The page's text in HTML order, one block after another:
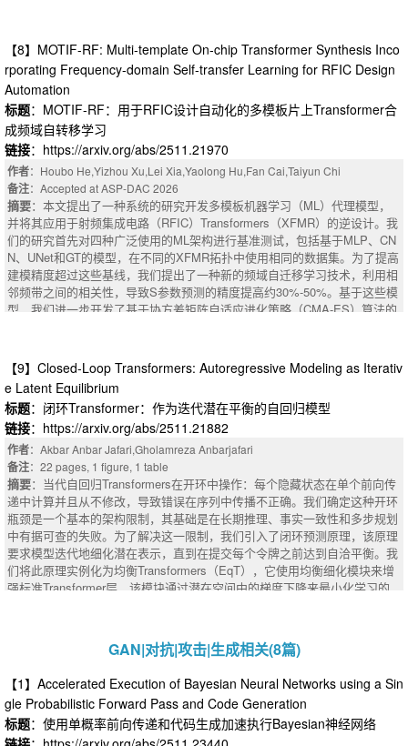
N）模态组合实现的，使用单层、3个注意力头、18/30的模型尺寸和120/30
的FFN尺寸，从而产生仅具有约30 k个参数的紧凑模型。
摘要
：Transformer-based models have gained considerable attention in the fiel
d of physiological signal analysis. They leverage long-range dependencies
and complex patterns in temporal signals, allowing them to achieve perfor
mance superior to traditional RNN and CNN models. However, they require
high computational intensity and memory demands. In this work, we prese
nt Efficient-Husformer, a novel Transformer-based architecture developed
with hyperparameter optimization (HPO) for multi-class stress detection ac
ross two multimodal physiological datasets (WESAD and CogLoad). The
main contributions of this work are: (1) the design of a structured search s
pace, targeting effective hyperparameter optimization; (2) a comprehensiv
e ablation study evaluating the impact of architectural decisions; (3) consi
13.83% and 6.98%) on WESAD and CogLoad datasets, respectively. The
best-performing configuration is achieved with the (L + dm) or (L + FFN) m
odality combinations, using a single layer, 3 attention heads, a model dime
nsion of 18/30, and FFN dimension of 120/30, resulting in a compact mod
el with only about 30k parameters.
【8】MOTIF-RF: Multi-template On-chip Transformer Synthesis Inco
rporating Frequency-domain Self-transfer Learning for RFIC Design
Automation
标题：MOTIF-RF：用于RFIC设计自动化的多模板片上Transformer合
成频域自转移学习
链接：https://arxiv.org/abs/2511.21970
作者：Houbo He,Yizhou Xu,Lei Xia,Yaolong Hu,Fan Cai,Taiyun Chi
备注：Accepted at ASP-DAC 2026
摘要：本文提出了一种系统的研究开发多模板机器学习（ML）代理模型，
并将其应用于射频集成电路（RFIC）Transformers（XFMR）的逆设计。我
们的研究首先对四种广泛使用的ML架构进行基准测试，包括基于MLP、CN
N、UNet和GT的模型，在不同的XFMR拓扑中使用相同的数据集。为了提高
建模精度超过这些基线，我们提出了一种新的频域自迁移学习技术，利用相
邻频带之间的相关性，导致S参数预测的精度提高约30%-50%。基于这些模
型，我们进一步开发了基于协方差矩阵自适应进化策略（CMA-ES）算法的
S自动化的目标，并为RFIC设计人员提供了将AI集成到其工作流程中的可行
工具。
摘要：This paper presents a systematic study on developing multi-templat
e machine learning (ML) surrogate models and applying them to the invers
e design of transformers (XFMRs) in radio-frequency integrated circuits (R
FICs). Our study starts with benchmarking four widely used ML architectur
es, including MLP-, CNN-, UNet-, and GT-based models, using the same d
atasets across different XFMR topologies. To improve modeling accuracy
beyond these baselines, we then propose a new frequency-domain self-tra
nsfer learning technique that exploits correlations between adjacent freque
ncy bands, leading to around 30%-50% accuracy improvement in the S-pa
rameters prediction. Building on these models, we further develop an inver
se design framework based on the covariance matrix adaptation evolution
ary strategy (CMA-ES) algorithm. This framework is validated using multip
tools for integrating AI into their workflows.
【9】Closed-Loop Transformers: Autoregressive Modeling as Iterativ
e Latent Equilibrium
标题：闭环Transformer：作为迭代潜在平衡的自回归模型
链接：https://arxiv.org/abs/2511.21882
作者：Akbar Anbar Jafari,Gholamreza Anbarjafari
备注：22 pages, 1 figure, 1 table
摘要：当代自回归Transformers在开环中操作：每个隐藏状态在单个前向传
递中计算并且从不修改，导致错误在序列中传播不正确。我们确定这种开环
瓶颈是一个基本的架构限制，其基础是在长期推理、事实一致性和多步规划
中有据可查的失败。为了解决这一限制，我们引入了闭环预测原理，该原理
要求模型迭代地细化潜在表示，直到在提交每个令牌之前达到自洽平衡。我
们将此原理实例化为均衡Transformers（EqT），它使用均衡细化模块来增
强标准Transformer层，该模块通过潜在空间中的梯度下降来最小化学习的
了EqT在基于潜在能量的模型中执行近似MAP推理，建立线性收敛保证，并
表明细化精确地提高了单次推理次优的硬实例的预测。该框架将深度均衡模
上的初步实验表明，在具有挑战性的序列上平均提高了+3.28%，在标准Tra
nsformers接近随机性能的情况下，增益达到+8.07%，验证了审议的好处与
任务难度成正比。正如注意力机制解决了递归网络的顺序瓶颈一样，我们提
GAN|对抗|攻击|生成相关(8篇)
【1】Accelerated Execution of Bayesian Neural Networks using a Sin
gle Probabilistic Forward Pass and Code Generation
标题：使用单概率前向传递和代码生成加速执行Bayesian神经网络